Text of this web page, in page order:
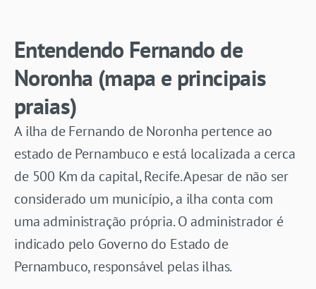
Entendendo Fernando de
Noronha (mapa e principais
praias)
A ilha de Fernando de Noronha pertence ao
estado de Pernambuco e está localizada a cerca
de 500 Km da capital, Recife. Apesar de não ser
considerado um município, a ilha conta com
uma administração própria. O administrador é
indicado pelo Governo do Estado de
Pernambuco, responsável pelas ilhas.